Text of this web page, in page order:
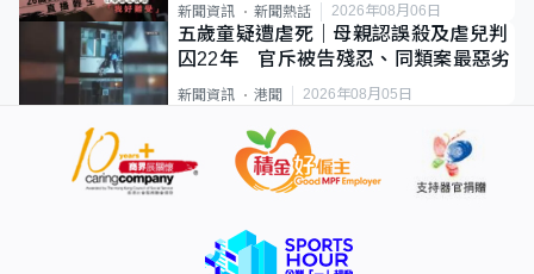
新聞資訊 新聞熱話 2026年08月06日
五歲童疑遭虐死｜母親認誤殺及虐兒判
囚22年 官斥被告殘忍、同類案最惡劣
新聞資訊 港聞 2026年08月05日